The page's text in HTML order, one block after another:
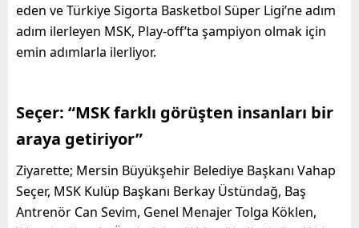
eden ve Türkiye Sigorta Basketbol Süper Ligi’ne adım
adım ilerleyen MSK, Play-off’ta şampiyon olmak için
emin adımlarla ilerliyor.
Seçer: “MSK farklı görüşten insanları bir
araya getiriyor”
Ziyarette; Mersin Büyükşehir Belediye Başkanı Vahap
Seçer, MSK Kulüp Başkanı Berkay Üstündağ, Baş
Antrenör Can Sevim, Genel Menajer Tolga Köklen,